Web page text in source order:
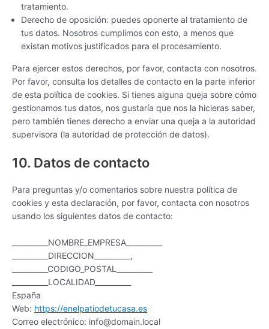
tratamiento.
Derecho de oposición: puedes oponerte al tratamiento de
tus datos. Nosotros cumplimos con esto, a menos que
existan motivos justificados para el procesamiento.
Para ejercer estos derechos, por favor, contacta con nosotros.
Por favor, consulta los detalles de contacto en la parte inferior
de esta política de cookies. Si tienes alguna queja sobre cómo
gestionamos tus datos, nos gustaría que nos la hicieras saber,
pero también tienes derecho a enviar una queja a la autoridad
supervisora (la autoridad de protección de datos).
10. Datos de contacto
Para preguntas y/o comentarios sobre nuestra política de
cookies y esta declaración, por favor, contacta con nosotros
usando los siguientes datos de contacto:
__________NOMBRE_EMPRESA__________
__________DIRECCION__________,
__________CODIGO_POSTAL__________
__________LOCALIDAD__________
España
Web: https://enelpatiodetucasa.es
Correo electrónico: info@domain.local